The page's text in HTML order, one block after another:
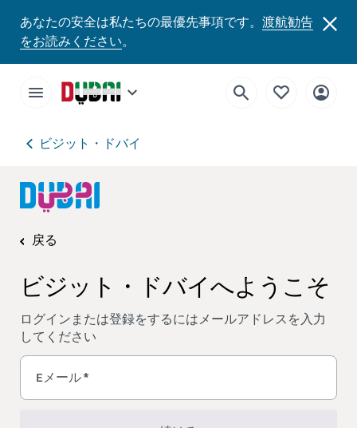
あなたの安全は私たちの最優先事項です。 渡航勧告
をお読みください。
ビジット・ドバイ
戻る
ビジット・ドバイへようこそ
ログインまたは登録をするにはメールアドレスを入力
してください
Eメール*